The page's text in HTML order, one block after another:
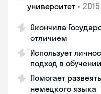
университет • 2015
Окончила
отличием
Использует
подход в обучении
Помогает
немецкого языка